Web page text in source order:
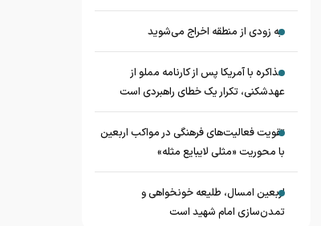
به زودی از منطقه اخراج می‌شوید
مذاکره با آمریکا پس از کارنامه مملو از
عهدشکنی، تکرار یک خطای راهبردی است
تقویت فعالیت‌های فرهنگی در مواکب اربعین
با محوریت «مثلی لایبایع مثله»
اربعین امسال، طلیعه خونخواهی و
تمدن‌سازی امام شهید است